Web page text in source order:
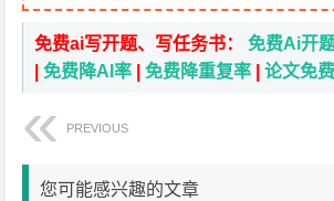
免费ai写开题、写任务书：免费Ai开
|免费降AI率 |免费降重复率 |论文免
PREVIOUS
您可能感兴趣的文章